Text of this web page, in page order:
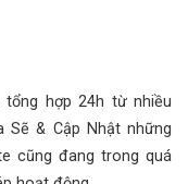
hợp 24h từ nhiều
Sẽ & Cập Nhật những
cũng đang trong quá